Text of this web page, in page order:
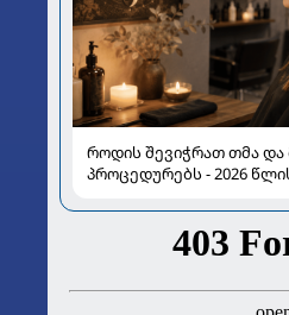
როდის შევიჭრათ თმა
პროცედურებს - 2026